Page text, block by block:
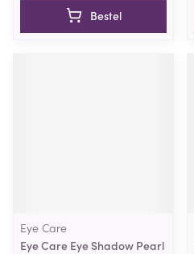
Bestel
Eye Care
Eye Care Eye Shadow Pearl